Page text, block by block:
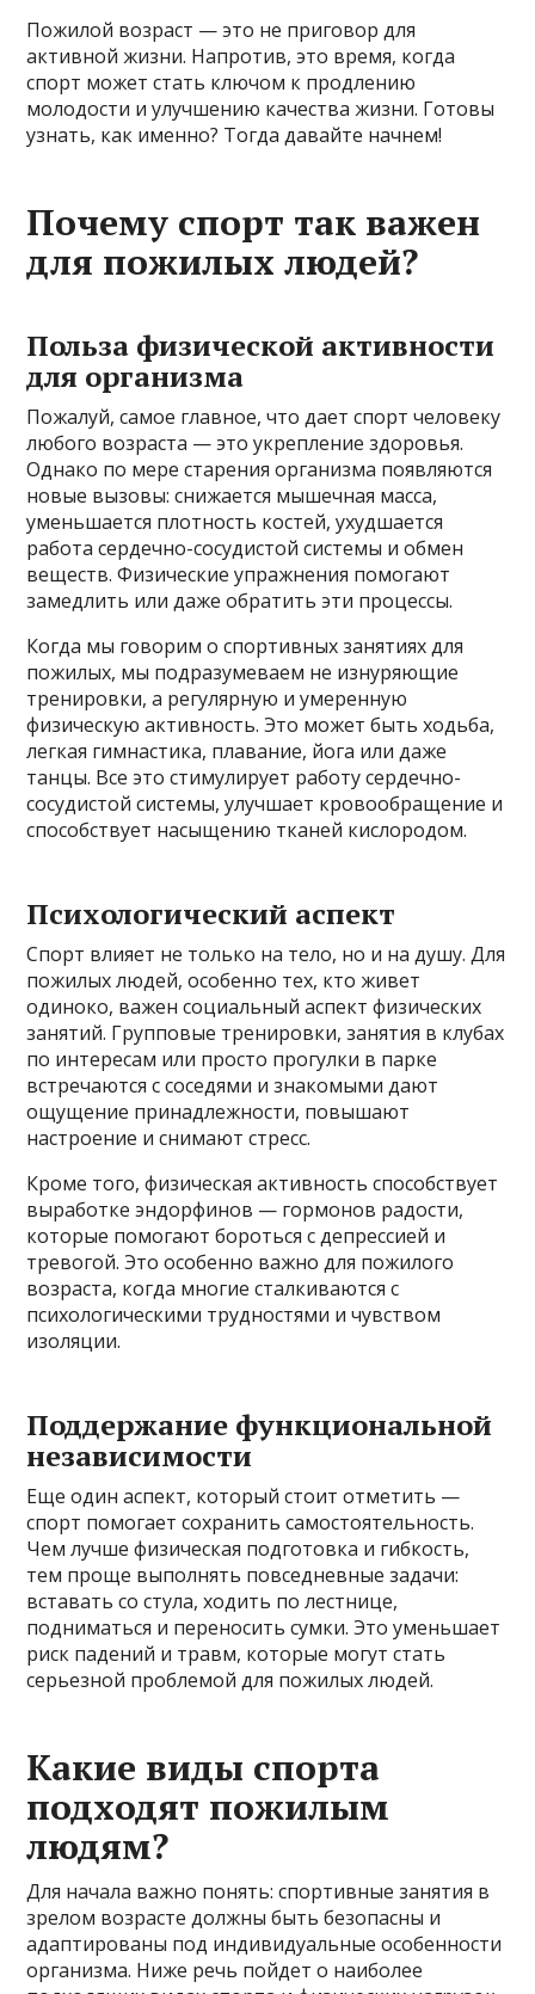
Пожилой возраст — это не приговор для
активной жизни. Напротив, это время, когда
спорт может стать ключом к продлению
молодости и улучшению качества жизни. Готовы
узнать, как именно? Тогда давайте начнем!
Почему спорт так важен
для пожилых людей?
Польза физической активности
для организма
Пожалуй, самое главное, что дает спорт человеку
любого возраста — это укрепление здоровья.
Однако по мере старения организма появляются
новые вызовы: снижается мышечная масса,
уменьшается плотность костей, ухудшается
работа сердечно-сосудистой системы и обмен
веществ. Физические упражнения помогают
замедлить или даже обратить эти процессы.
Когда мы говорим о спортивных занятиях для
пожилых, мы подразумеваем не изнуряющие
тренировки, а регулярную и умеренную
физическую активность. Это может быть ходьба,
легкая гимнастика, плавание, йога или даже
танцы. Все это стимулирует работу сердечно-
сосудистой системы, улучшает кровообращение и
способствует насыщению тканей кислородом.
Психологический аспект
Спорт влияет не только на тело, но и на душу. Для
пожилых людей, особенно тех, кто живет
одиноко, важен социальный аспект физических
занятий. Групповые тренировки, занятия в клубах
по интересам или просто прогулки в парке
встречаются с соседями и знакомыми дают
ощущение принадлежности, повышают
настроение и снимают стресс.
Кроме того, физическая активность способствует
выработке эндорфинов — гормонов радости,
которые помогают бороться с депрессией и
тревогой. Это особенно важно для пожилого
возраста, когда многие сталкиваются с
психологическими трудностями и чувством
изоляции.
Поддержание функциональной
независимости
Еще один аспект, который стоит отметить —
спорт помогает сохранить самостоятельность.
Чем лучше физическая подготовка и гибкость,
тем проще выполнять повседневные задачи:
вставать со стула, ходить по лестнице,
подниматься и переносить сумки. Это уменьшает
риск падений и травм, которые могут стать
серьезной проблемой для пожилых людей.
Какие виды спорта
подходят пожилым
людям?
Для начала важно понять: спортивные занятия в
зрелом возрасте должны быть безопасны и
адаптированы под индивидуальные особенности
организма. Ниже речь пойдет о наиболее